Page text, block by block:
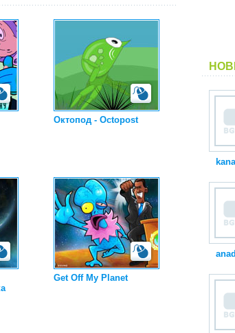
Октопод - Octopost
Get Off My Planet